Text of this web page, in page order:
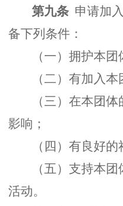
第九条 申请加
备下列条件：
（一）拥护本团
（二）有加入本
（三）在本团
影响；
（四）有良好
（五）支持本
活动。